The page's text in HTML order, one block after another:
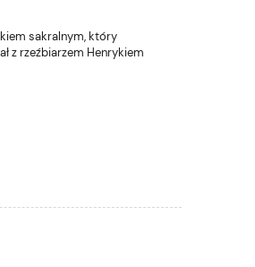
sakralnym, który
z rzeźbiarzem Henrykiem